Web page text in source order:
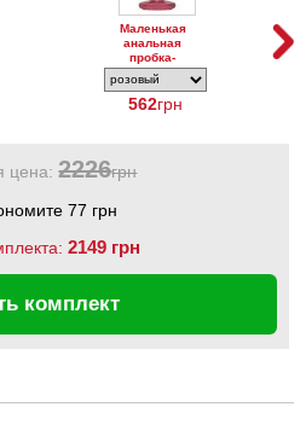
Маленькая
анальная
пробка-
стимулятор
Butt Plug Small
Pink Jellies
562грн
цена:2226грн
77 грн
2149 грн
комплект